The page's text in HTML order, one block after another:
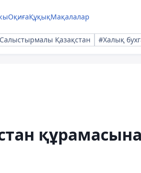
ОқиғаҚұқықМақалалар
Қазақстан #Халық